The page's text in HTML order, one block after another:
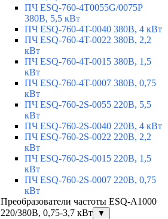
ПЧ ESQ-760-4T0055G/0075P
380В, 5,5 кВт
ПЧ ESQ-760-4T-0040 380В, 4 кВт
ПЧ ESQ-760-4T-0022 380В, 2,2
кВт
ПЧ ESQ-760-4T-0015 380В, 1,5
кВт
ПЧ ESQ-760-4T-0007 380В, 0,75
кВт
ПЧ ESQ-760-2S-0055 220В, 5,5
кВт
ПЧ ESQ-760-2S-0040 220В, 4 кВт
ПЧ ESQ-760-2S-0022 220В, 2,2
кВт
ПЧ ESQ-760-2S-0015 220В, 1,5
кВт
ПЧ ESQ-760-2S-0007 220В, 0,75
кВт
Преобразователи частоты ESQ-A1000
220/380В, 0,75-3,7 кВт
▼